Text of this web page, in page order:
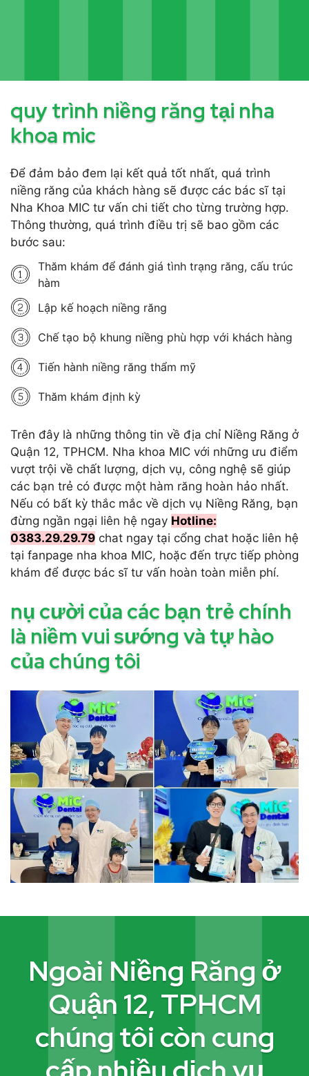
quy trình niềng răng tại nha
khoa mic
Để đảm bảo đem lại kết quả tốt nhất, quá trình
niềng răng của khách hàng sẽ được các bác sĩ tại
Nha Khoa MIC tư vấn chi tiết cho từng trường hợp.
Thông thường, quá trình điều trị sẽ bao gồm các
bước sau:
Thăm khám để đánh giá tình trạng răng, cấu trúc
hàm
Lập kế hoạch niềng răng
Chế tạo bộ khung niềng phù hợp với khách hàng
Tiến hành niềng răng thẩm mỹ
Thăm khám định kỳ
Trên đây là những thông tin về địa chỉ Niềng Răng ở
Quận 12, TPHCM. Nha khoa MIC với những ưu điểm
vượt trội về chất lượng, dịch vụ, công nghệ sẽ giúp
các bạn trẻ có được một hàm răng hoàn hảo nhất.
Nếu có bất kỳ thắc mắc về dịch vụ Niềng Răng, bạn
đừng ngần ngại liên hệ ngay Hotline:
0383.29.29.79 chat ngay tại cổng chat hoặc liên hệ
tại fanpage nha khoa MIC, hoặc đến trực tiếp phòng
khám để được bác sĩ tư vấn hoàn toàn miễn phí.
nụ cười của các bạn trẻ chính
là niềm vui sướng và tự hào
của chúng tôi
Ngoài Niềng Răng ở
Quận 12, TPHCM
chúng tôi còn cung